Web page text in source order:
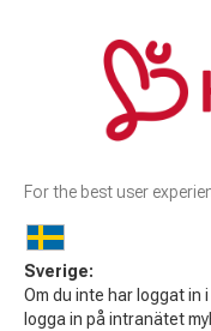
For the best user
Sverige:
Om du inte har loggat in
logga in på intranätet